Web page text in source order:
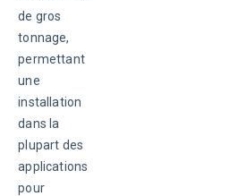
de gros
tonnage,
permettant
une
installation
dans la
plupart des
applications
pour